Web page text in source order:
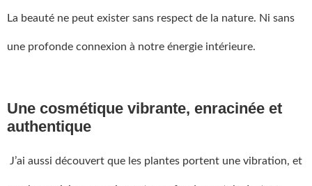
La beauté ne peut exister sans respect de la nature. Ni sans
une profonde connexion à notre énergie intérieure.
Une cosmétique vibrante, enracinée et
authentique
J’ai aussi découvert que les plantes portent une vibration, et